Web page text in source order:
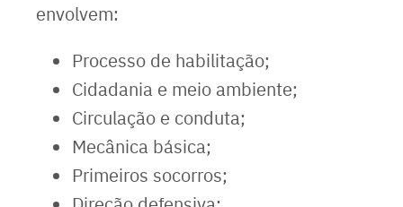
envolvem:
Processo de habilitação;
Cidadania e meio ambiente;
Circulação e conduta;
Mecânica básica;
Primeiros socorros;